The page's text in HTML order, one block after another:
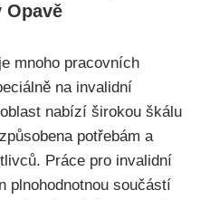
Opavě
mnoho pracovních
na invalidní
nabízí širokou škálu
potřebám a
Práce pro invalidní
plnohodnotnou součástí